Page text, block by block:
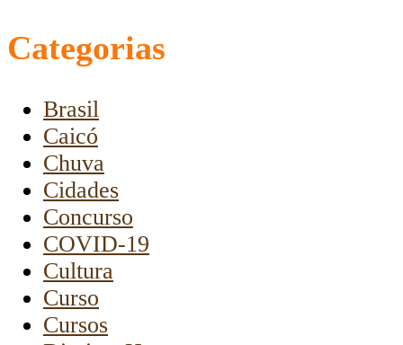
Categorias
Brasil
Caicó
Chuva
Cidades
Concurso
COVID-19
Cultura
Curso
Cursos